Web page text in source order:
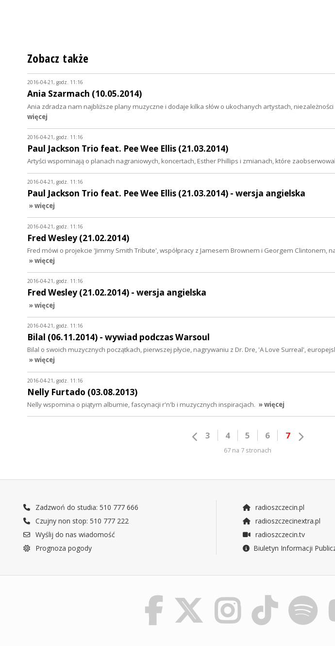
Zobacz także
2016-04-21, godz. 11:16
Ania Szarmach (10.05.2014)
Ania zdradza nam najbliższe plany muzyczne i dodaje kilka słów o ukochanych artystach,
więcej
2016-04-21, godz. 11:16
Paul Jackson Trio feat. Pee Wee Ellis (21.03.2014)
Artyści wspominają o planach nagraniowych, koncertach, Esther Phillips i zmianach, które
2016-04-21, godz. 11:16
Paul Jackson Trio feat. Pee Wee Ellis (21.03.2014) - wersja angielska
» więcej
2016-04-21, godz. 11:16
Fred Wesley (21.02.2014)
Fred mówi o projekcie 'Jimmy Smith Tribute', współpracy z Jamesem Brownem i Georgem Clintonem,
» więcej
2016-04-21, godz. 11:16
Fred Wesley (21.02.2014) - wersja angielska
» więcej
2016-04-21, godz. 11:16
Bilal (06.11.2014) - wywiad podczas Warsoul
Bilal o swoich muzycznych początkach, pierwszej płycie, nagrywaniu z Dr. Dre, 'A Love Surreal',
» więcej
2016-04-21, godz. 11:16
Nelly Furtado (03.08.2013)
Nelly wspomina o piątym albumie, fascynacji r'n'b i muzycznych inspiracjach. » więcej
3 4 5 6 7
67 na 7 stronach
Zadzwoń do studia: 510 777 666
Czujny non stop: 510 777 222
Wyślij do nas wiadomość
Prognoza pogody
radioszczecin.pl
radioszczecinextra.pl
radioszczecin.tv
Biuletyn Informacji